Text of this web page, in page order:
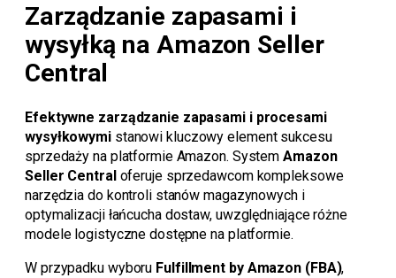
Zarządzanie zapasami i
wysyłką na Amazon Seller
Central
Efektywne zarządzanie zapasami i procesami
wysyłkowymistanowi kluczowy element sukcesu
sprzedaży na platformie Amazon. SystemAmazon
Seller Central oferuje sprzedawcom kompleksowe
narzędzia do kontroli stanów magazynowych i
optymalizacji łańcucha dostaw, uwzględniające różne
modele logistyczne dostępne na platformie.
W przypadku wyboru Fulfillment by Amazon (FBA),